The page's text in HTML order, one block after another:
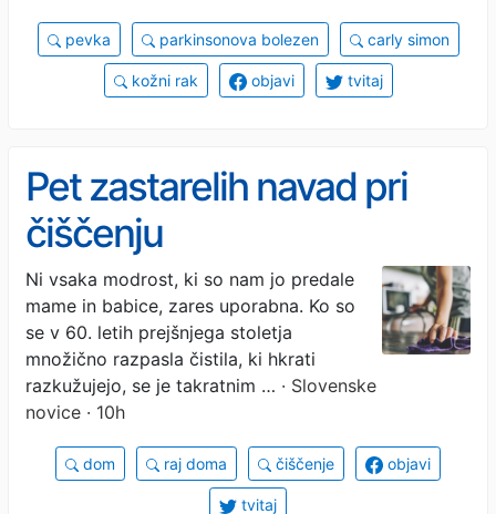
pevka parkinsonova bolezen carly simon
kožni rak objavi tvitaj
Pet zastarelih navad pri
čiščenju
Ni vsaka modrost, ki so nam jo predale
mame in babice, zares uporabna. Ko so
se v 60. letih prejšnjega stoletja
množično razpasla čistila, ki hkrati
razkužujejo, se je takratnim … · Slovenske
novice · 10h
dom raj doma čiščenje objavi
tvitaj